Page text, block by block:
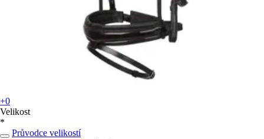
+0
Velikost
*
Průvodce velikostí